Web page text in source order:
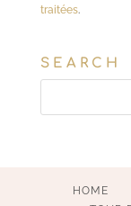
traitées.
SEARCH
HOME